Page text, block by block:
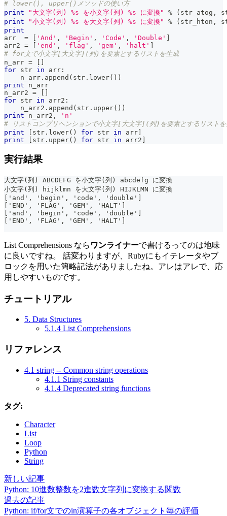
# lower(), upper()メソッドの使い方
print
"大文字(列) %s を小文字(列) %s に変換" % ( str_atog ,
print
"小文字(列) %s を大文字(列) %s に変換" % ( str_hton ,
print
arr = [ 'And' , 'Begin' , 'Code' , 'Double' ]
arr2 = [ 'end' , 'flag' , 'gem' , 'halt' ]
# for文で小文字[大文字](列)を要素とするリストを生成
n_arr = [ ]
for str in arr :
    n_arr
. append ( str . lower( ) )
print n_arr
n_arr2 = [ ]
for str in arr2 :
    n_arr2
. append ( str . upper( ) )
print n_arr2 ,
'n'
# リストコンプリヘンションで小文字[大文字](列)を要素とするリストを
print
[ str . lower( ) for str in arr]
print
[ str . upper( ) for str in arr2 ]
実行結果
大文字(列) ABCDEFG を小文字(列) abcdefg に変換
小文字(列) hijklmn を大文字(列) HIJKLMN に変換
['and', 'begin', 'code', 'double']
['END', 'FLAG', 'GEM', 'HALT']
['and', 'begin', 'code', 'double']
['END', 'FLAG', 'GEM', 'HALT']
List Comprehensions なら ワンライナーで書けるってのは地味
に良いですね。 話変わりますが、Rubyにもイテレータやブ
ロックを用いた簡略記法がありましたね。アレはアレで、応
用しやすいものです。
チュートリアル
5. Data Structures
5.1.4 List Comprehensions
リファレンス
4.1 string -- Common string operations
4.1.1 String constants
4.1.4 Deprecated string functions
タグ:
Character
List
Loop
Python
String
新しい記事
Python: 10進数整数を2進数文字列に変換する関数
過去の記事
Python: if/for文でのin演算子の各オブジェクト毎の評価